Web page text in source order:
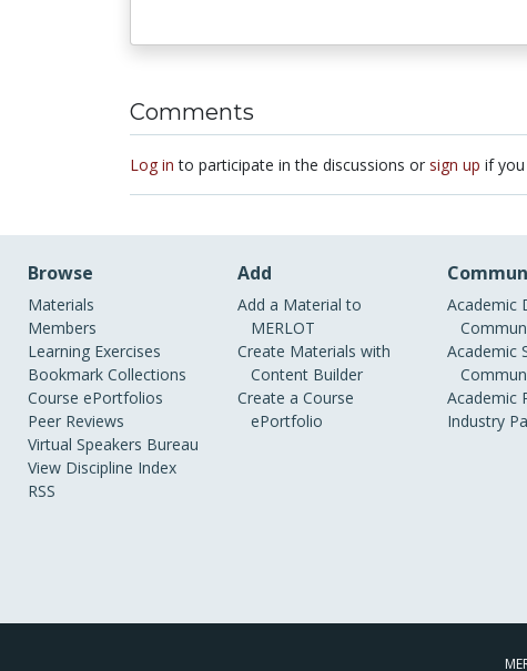
Comments
Log in to participate in the discussions or sign up if
Browse
Materials
Members
Learning Exercises
Bookmark Collections
Course ePortfolios
Peer Reviews
Virtual Speakers Bureau
View Discipline Index
RSS
Add
Add a Material to
MERLOT
Create Materials with
Content Builder
Create a Course
ePortfolio
Academic
Academic
Academic
Industry